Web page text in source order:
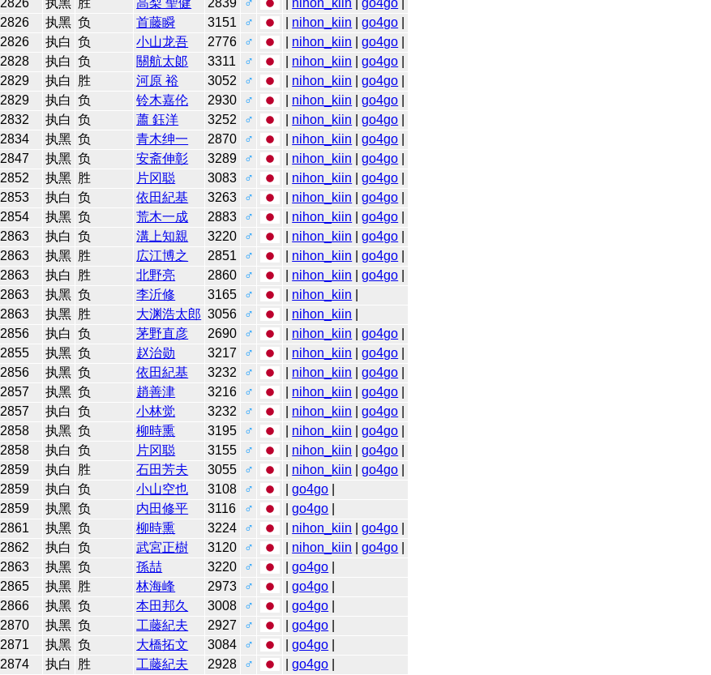
2826 执黑 负 首藤瞬 3151 ♂ nihon_kiin |go4go
2826 执白 负 小山龙吾 2776 ♂ nihon_kiin |go4go
2828 执白 负 關航太郞 3311 ♂ nihon_kiin |go4go
2829 执白 胜 河原 裕 3052 ♂ nihon_kiin |go4go
2829 执白 负 铃木嘉伦 2930 ♂ nihon_kiin |go4go
2832 执白 负 蕭 鈺洋 3252 ♂ nihon_kiin |go4go
2834 执黑 负 青木绅一 2870 ♂ nihon_kiin |go4go
2847 执黑 负 安斋伸彰 3289 ♂ nihon_kiin |go4go
2852 执黑 胜 片冈聪 3083 ♂ nihon_kiin |go4go
2853 执白 负 依田紀基 3263 ♂ nihon_kiin |go4go
2854 执黑 负 荒木一成 2883 ♂ nihon_kiin |go4go
2863 执白 负 溝上知親 3220 ♂ nihon_kiin |go4go
2863 执黑 胜 広江博之 2851 ♂ nihon_kiin |go4go
2863 执白 胜 北野亮 2860 ♂ nihon_kiin |go4go
2863 执黑 负 李沂修 3165 ♂ nihon_kiin
2863 执黑 胜 大渊浩太郎 3056 ♂ nihon_kiin
2856 执白 负 茅野直彦 2690 ♂ nihon_kiin |go4go
2855 执黑 负 赵治勋 3217 ♂ nihon_kiin |go4go
2856 执黑 负 依田紀基 3232 ♂ nihon_kiin |go4go
2857 执黑 负 趙善津 3216 ♂ nihon_kiin |go4go
2857 执白 负 小林觉 3232 ♂ nihon_kiin |go4go
2858 执黑 负 柳時熏 3195 ♂ nihon_kiin |go4go
2858 执白 负 片冈聪 3155 ♂ nihon_kiin |go4go
2859 执白 胜 石田芳夫 3055 ♂ nihon_kiin |go4go
2859 执白 负 小山空也 3108 ♂ |go4go
2859 执黑 负 内田修平 3116 ♂ |go4go
2861 执黑 负 柳時熏 3224 ♂ nihon_kiin |go4go
2862 执白 负 武宮正樹 3120 ♂ nihon_kiin |go4go
2863 执黑 负 孫喆 3220 ♂ |go4go
2865 执黑 胜 林海峰 2973 ♂ |go4go
2866 执黑 负 本田邦久 3008 ♂ |go4go
2870 执黑 负 工藤紀夫 2927 ♂ |go4go
2871 执黑 负 大橋拓文 3084 ♂ |go4go
2874 执白 胜 工藤紀夫 2928 ♂ |go4go